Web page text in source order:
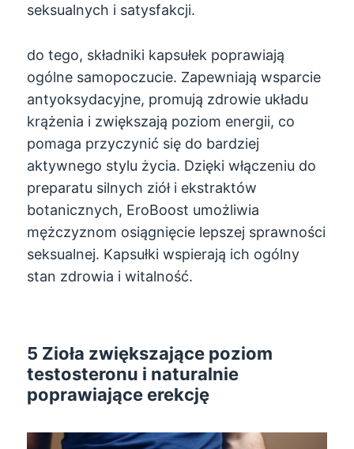
seksualnych i satysfakcji.
do tego, składniki kapsułek poprawiają
ogólne samopoczucie. Zapewniają wsparcie
antyoksydacyjne, promują zdrowie układu
krążenia i zwiększają poziom energii, co
pomaga przyczynić się do bardziej
aktywnego stylu życia. Dzięki włączeniu do
preparatu silnych ziół i ekstraktów
botanicznych, EroBoost umożliwia
mężczyznom osiągnięcie lepszej sprawności
seksualnej. Kapsułki wspierają ich ogólny
stan zdrowia i witalność.
5 Zioła zwiększające poziom
testosteronu i naturalnie
poprawiające erekcję